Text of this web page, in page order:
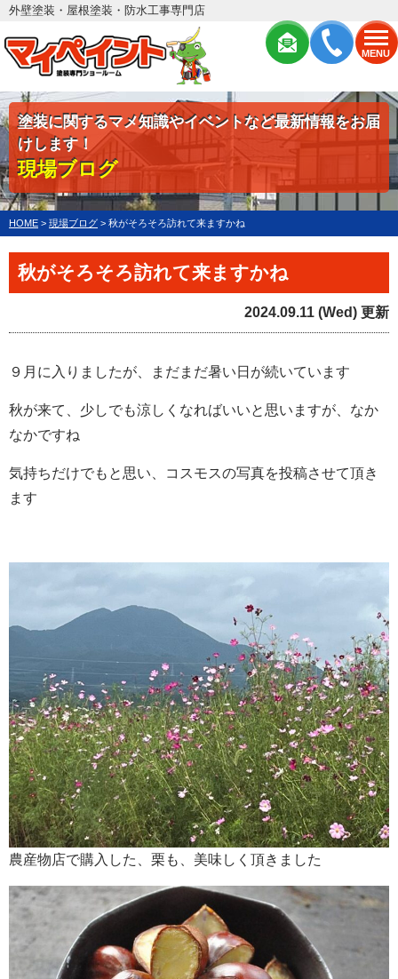
MENU
外壁塗装・屋根塗装・防水工事専門店
塗装に関するマメ知識やイベントなど最新情報をお届
けします！
現場ブログ
HOME > 現場ブログ > 秋がそろそろ訪れて来ますかね
秋がそろそろ訪れて来ますかね
2024.09.11 (Wed) 更新
９月に入りましたが、まだまだ暑い日が続いています
秋が来て、少しでも涼しくなればいいと思いますが、なか
なかですね
気持ちだけでもと思い、コスモスの写真を投稿させて頂き
ます
農産物店で購入した、栗も、美味しく頂きました